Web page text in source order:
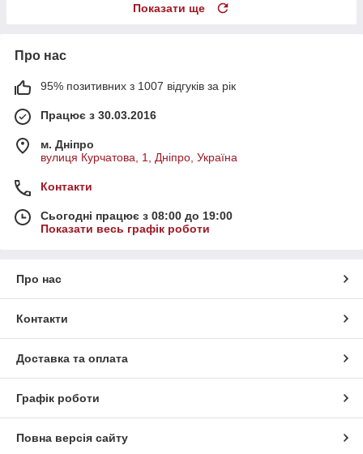
Показати ще
Про нас
95% позитивних з 1007 відгуків за рік
Працює з 30.03.2016
м. Дніпро
вулиця Курчатова, 1, Дніпро, Україна
Контакти
Сьогодні працює з 08:00 до 19:00
Показати весь графік роботи
Про нас
Контакти
Доставка та оплата
Графік роботи
Повна версія сайту